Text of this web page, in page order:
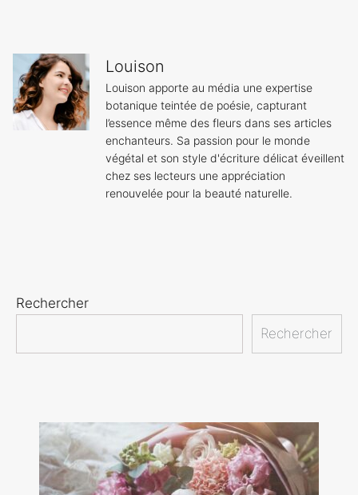
Louison
Louison apporte au média une expertise
botanique teintée de poésie, capturant
l’essence même des fleurs dans ses articles
enchanteurs. Sa passion pour le monde
végétal et son style d'écriture délicat éveillent
chez ses lecteurs une appréciation
renouvelée pour la beauté naturelle.
Rechercher
Rechercher